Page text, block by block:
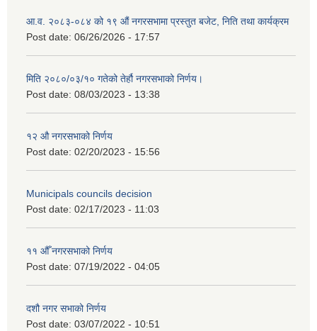
आ.व. २०८३-०८४ को १९ औं नगरसभामा प्रस्तुत बजेट, निति तथा कार्यक्रम
Post date: 06/26/2026 - 17:57
मिति २०८०/०३/१० गतेको तेर्हौ नगरसभाको निर्णय।
Post date: 08/03/2023 - 13:38
१२ औ नगरसभाको निर्णय
Post date: 02/20/2023 - 15:56
Municipals councils decision
Post date: 02/17/2023 - 11:03
११ ‌औँ नगरसभाको निर्णय
Post date: 07/19/2022 - 04:05
दशौ नगर सभाको निर्णय
Post date: 03/07/2022 - 10:51